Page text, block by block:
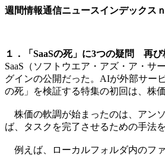
週間情報通信ニュースインデックスｎ
１．「SaaSの死」に3つの疑問 再
SaaS（ソフトウエア・アズ・ア・サ
グインの公開だった。AIが外部サー
の死」を検証する特集の初回は、株
株価の軟調が始まったのは、アン
ば、タスクを完了させるための手法
例えば、ローカルフォルダ内のフ